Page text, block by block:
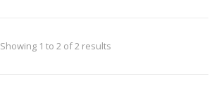
Showing 1 to 2 of 2 results